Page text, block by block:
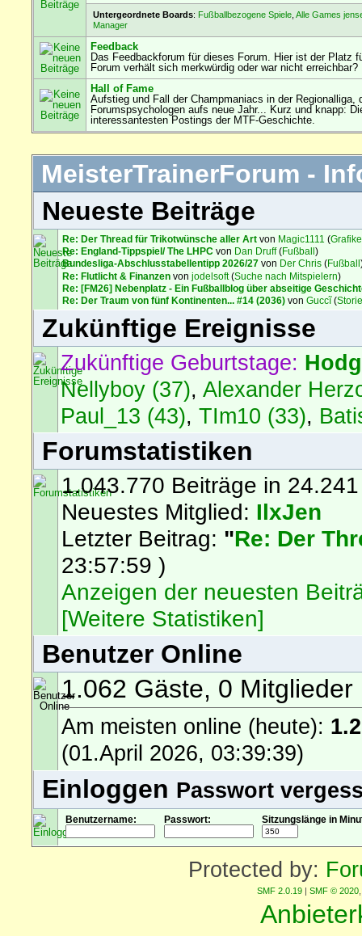
Untergeordnete Boards: Fußballbezogene Spiele, Alle Games
Manager
Feedback
Das Feedbackforum für dieses Forum. Hier ist der Platz
Forum verhält sich merkwürdig oder war nicht
Hall of Fame
Aufstieg und Fall der Champmaniacs in der Regionalliga,
Forumspsychologen aufs neue Jahr... Kurz und knapp:
interessantesten Postings der MTF-Geschichte.
MeisterTrainerForum -
Neueste Beiträge
Re: Der Thread für Trikotwünsche aller Art von Magic1111 (
Re: England-Tippspiel/ The LHPCvon Dan Druff(Fußball)
Bundesliga-Abschlusstabellentipp 2026/27 von Der Chris (Fußball
Re: Flutlicht & Finanzen vonjodelsoft(Suche nach Mitspielern)
Re: [FM26] Nebenplatz - Ein Fußballblog über abseitige
Re: Der Traum von fünf Kontinenten... #14 (2036) vonGuccĩ(
Zukünftige Ereignisse
Zukünftige Geburtstage:
Nellyboy (37),Alexander
Paul_13 (43),TIm10 (33),
Forumstatistiken
1.043.770 Beiträge in
Neuestes Mitglied: IlxJen
Letzter Beitrag: "Re: Der
23:57:59 )
Anzeigen der neuesten
[Weitere Statistiken]
Benutzer Online
1.062 Gäste, 0 Mitglieder
Am meisten online (heute):
(01.April 2026, 03:39:39)
Einloggen Passwort
Benutzername: Passwort: Sitzungslänge in
Protected by:
SMF 2.0.19 | SMF © 2020